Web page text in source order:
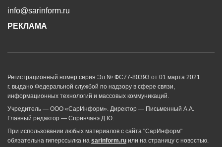
info@sarinform.ru
РЕКЛАМА
Регистрационный номер серия Эл № ФС77-80393 от 01 марта 2021
г. выдано Федеральной службой по надзору в сфере связи,
информационных технологий и массовых коммуникаций.
Учредитель — ООО «СарИнформ». Директор — Письменный А.А.
Главный редактор — Спринчанэ Д.Ю.
При использовании любых материалов с сайта "СарИнформ"
обязательна гиперссылка на sarinform.ru или на страницу с новостью.